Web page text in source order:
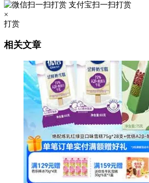
支付宝扫一扫打赏
×
打赏
相关文章